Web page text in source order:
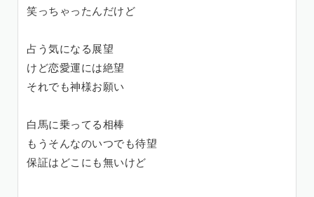
笑っちゃったんだけど
占う気になる展望
けど恋愛運には絶望
それでも神様お願い
白馬に乗ってる相棒
もうそんなのいつでも待望
保証はどこにも無いけど